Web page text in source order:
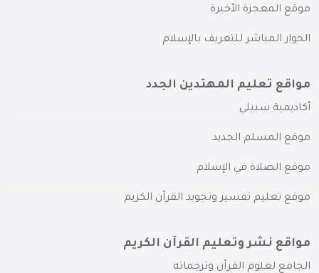
موقع المعجزة الأخيرة
الحوار المباشر للتعريف بالإسلام
مواقع تعليم المهتدين الجدد
أكاديمية سبيلي
موقع المسلم الجديد
موقع الصلاة في الإسلام
موقع تعليم تفسير وتجويد القرآن الكريم
مواقع نشر وتعليم القرآن الكريم
الجامع لعلوم القرآن وترجماته